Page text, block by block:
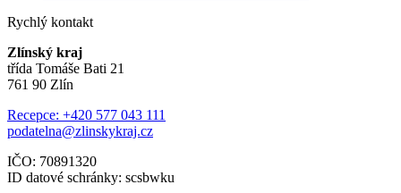
Rychlý kontakt
Zlínský kraj
třída Tomáše Bati 21
761 90 Zlín
Recepce: +420 577 043 111
podatelna@zlinskykraj.cz
IČO: 70891320
ID datové schránky: scsbwku